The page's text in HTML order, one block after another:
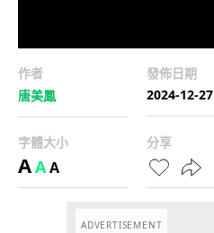
作者
唐美鳳
發佈日期
2024-12-27
字體大小
AAA
分享
ADVERTISEMENT